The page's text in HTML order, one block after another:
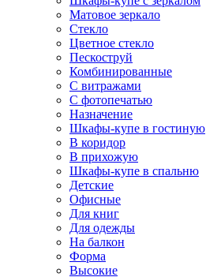
Матовое зеркало
Стекло
Цветное стекло
Пескоструй
Комбинированные
С витражами
С фотопечатью
Назначение
Шкафы-купе в гостиную
В коридор
В прихожую
Шкафы-купе в спальню
Детские
Офисные
Для книг
Для одежды
На балкон
Форма
Высокие